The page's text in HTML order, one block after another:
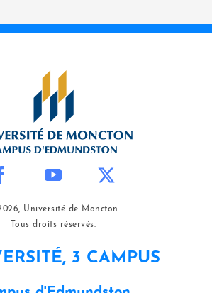
Université de Moncton.
Tous droits réservés.
3 CAMPUS